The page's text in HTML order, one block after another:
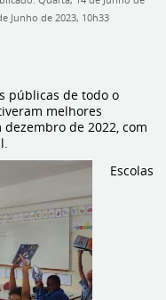
Junho de 2023, 10h33
públicas de todo o
melhores
de 2022, com
Escolas